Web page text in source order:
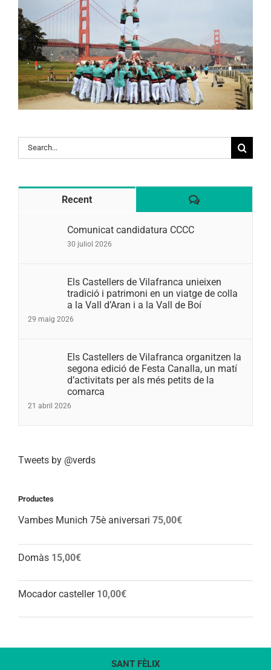
Search
for:
Recent Comentaris
Comunicat candidatura CCCC
30 juliol 2026
Els Castellers de Vilafranca unieixen
tradició i patrimoni en un viatge de colla
a la Vall d’Aran i a la Vall de Boí
29 maig 2026
Els Castellers de Vilafranca organitzen la
segona edició de Festa Canalla, un matí
d’activitats per als més petits de la
comarca
21 abril 2026
Tweets by @verds
Productes
Vambes Munich 75è aniversari 75,00€
Domàs 15,00€
Mocador casteller 10,00€
SANT FÈLIX